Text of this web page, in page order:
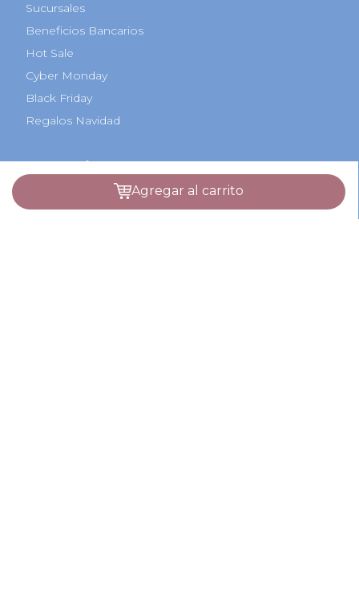
agregar al carrito
Sucursales
Beneficios Bancarios
Hot Sale
Cyber Monday
Black Friday
Regalos Navidad